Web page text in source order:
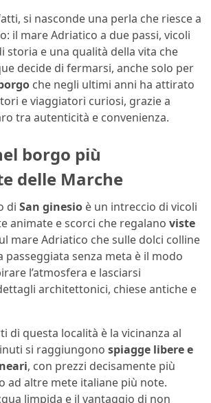
si nasconde una perla che riesce a
il mare Adriatico a due passi, vicoli
storia e una qualità della vita che
decide di fermarsi, anche solo per
che negli ultimi anni ha attirato
e viaggiatori curiosi, grazie a
tra autenticità e convenienza.
borgo più
delle Marche
di San ginesio è un intreccio di vicoli
animate e scorci che regalano viste
mare Adriatico che sulle dolci colline
passeggiata senza meta è il modo
l’atmosfera e lasciarsi
architettonici, chiese antiche e
di questa località è la vicinanza al
si raggiungono spiagge libere e
, con prezzi decisamente più
ad altre mete italiane più note.
limpida e il vantaggio di non